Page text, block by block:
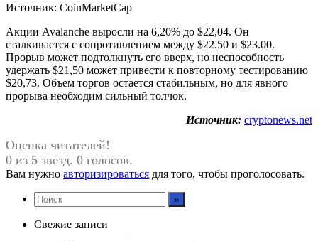
Источник: CoinMarketCap
Акции Avalanche выросли на 6,20% до $22,04. Он
сталкивается с сопротивлением между $22.50 и $23.00.
Прорыв может подтолкнуть его вверх, но неспособность
удержать $21,50 может привести к повторному тестированию
$20,73. Объем торгов остается стабильным, но для явного
прорыва необходим сильный толчок.
Источник: cryptonews.net
Оценка читателей!
0 из 5 звезд. 0 голосов.
Вам нужно авторизироваться для того, чтобы проголосовать.
Свежие записи